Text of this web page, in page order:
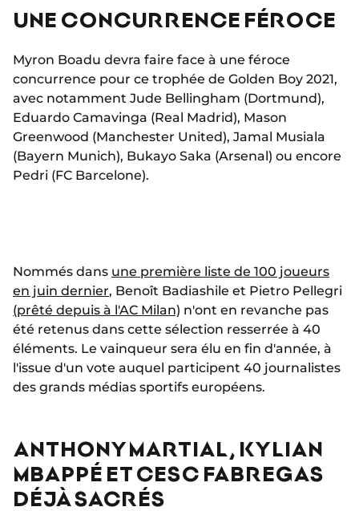
UNE CONCURRENCE FÉROCE
Myron Boadu devra faire face à une féroce
concurrence pour ce trophée de Golden Boy 2021,
avec notamment Jude Bellingham (Dortmund),
Eduardo Camavinga (Real Madrid), Mason
Greenwood (Manchester United), Jamal Musiala
(Bayern Munich), Bukayo Saka (Arsenal) ou encore
Pedri (FC Barcelone).
Nommés dans une première liste de 100 joueurs
en juin dernier, Benoît Badiashile et Pietro Pellegri
(prêté depuis à l'AC Milan) n'ont en revanche pas
été retenus dans cette sélection resserrée à 40
éléments. Le vainqueur sera élu en fin d'année, à
l'issue d'un vote auquel participent 40 journalistes
des grands médias sportifs européens.
ANTHONY MARTIAL, KYLIAN
MBAPPÉ ET CESC FABREGAS
DÉJÀ SACRÉS